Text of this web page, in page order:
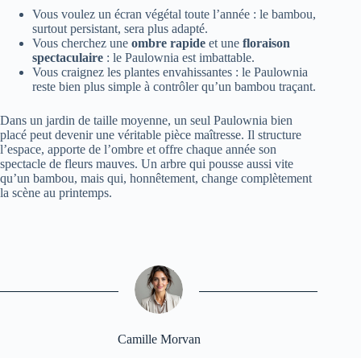
Vous voulez un écran végétal toute l’année : le bambou,
surtout persistant, sera plus adapté.
Vous cherchez une ombre rapide et une floraison
spectaculaire : le Paulownia est imbattable.
Vous craignez les plantes envahissantes : le Paulownia
reste bien plus simple à contrôler qu’un bambou traçant.
Dans un jardin de taille moyenne, un seul Paulownia bien
placé peut devenir une véritable pièce maîtresse. Il structure
l’espace, apporte de l’ombre et offre chaque année son
spectacle de fleurs mauves. Un arbre qui pousse aussi vite
qu’un bambou, mais qui, honnêtement, change complètement
la scène au printemps.
Camille Morvan